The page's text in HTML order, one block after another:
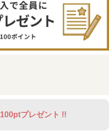
100ptプレゼント !!